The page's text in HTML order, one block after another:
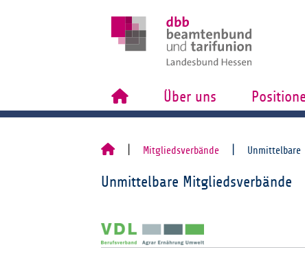
Über uns
Mitgliedsverbände Unmittelbare
Unmittelbare Mitgliedsverbände